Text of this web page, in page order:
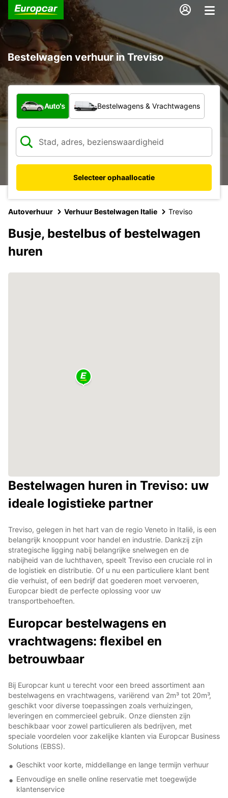
Bestelwagen verhuur in Treviso
Welk type voertuig?
Auto's Bestelwagens & Vrachtwagens
Selecteer ophaallocatie
Autoverhuur Verhuur Bestelwagen Italie Treviso
Busje, bestelbus of bestelwagen
huren
Bestelwagen huren in Treviso: uw
ideale logistieke partner
Treviso, gelegen in het hart van de regio Veneto in Italië, is een
belangrijk knooppunt voor handel en industrie. Dankzij zijn
strategische ligging nabij belangrijke snelwegen en de
nabijheid van de luchthaven, speelt Treviso een cruciale rol in
de logistiek en distributie. Of u nu een particuliere klant bent
die verhuist, of een bedrijf dat goederen moet vervoeren,
Europcar biedt de perfecte oplossing voor uw
transportbehoeften.
Europcar bestelwagens en
vrachtwagens: flexibel en
betrouwbaar
Bij Europcar kunt u terecht voor een breed assortiment aan
bestelwagens en vrachtwagens, variërend van 2m³ tot 20m³,
geschikt voor diverse toepassingen zoals verhuizingen,
leveringen en commercieel gebruik. Onze diensten zijn
beschikbaar voor zowel particulieren als bedrijven, met
speciale voordelen voor zakelijke klanten via Europcar Business
Solutions (EBSS).
Geschikt voor korte, middellange en lange termijn verhuur
Eenvoudige en snelle online reservatie met toegewijde
klantenservice